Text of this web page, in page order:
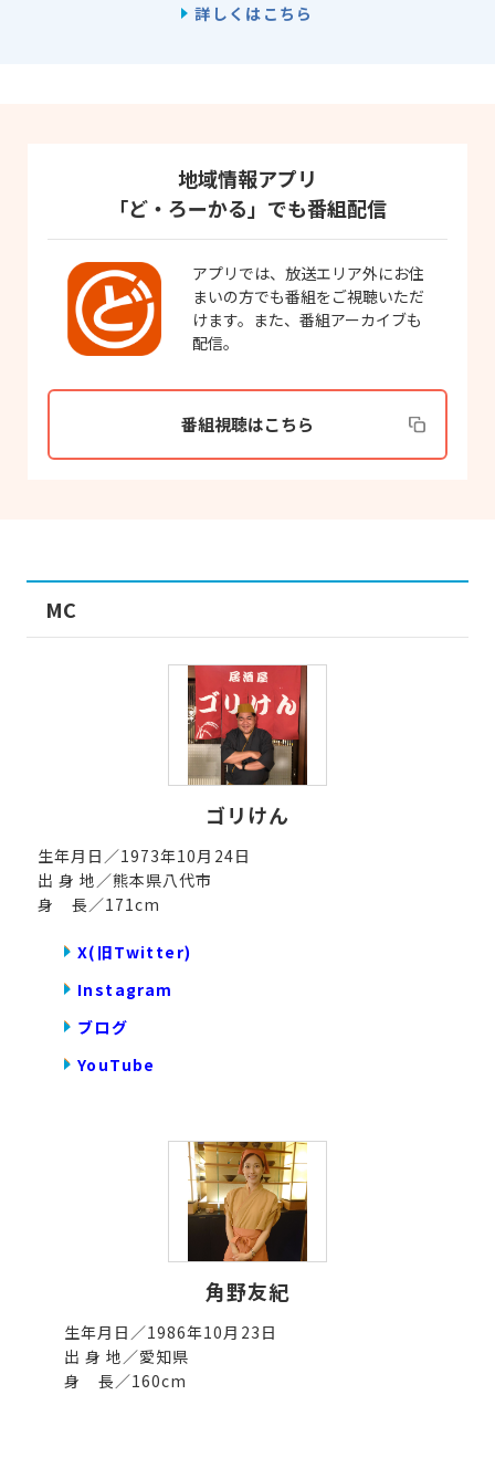
詳しくはこちら
地域情報アプリ
「ど・ろーかる」でも番組配信
アプリでは、放送エリア外にお住
まいの方でも番組をご視聴いただ
けます。また、番組アーカイブも
配信。
番組視聴はこちら
MC
ゴリけん
生年月日／1973年10月24日
出 身 地／熊本県八代市
身 長／171cm
X(旧Twitter)
Instagram
ブログ
YouTube
角野友紀
生年月日／1986年10月23日
出 身 地／愛知県
身 長／160cm